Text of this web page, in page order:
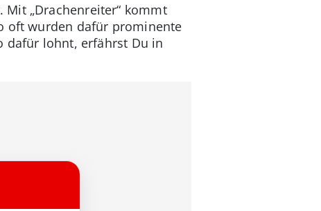
„Drachenreiter“ kommt
oft wurden dafür prominente
dafür lohnt, erfährst Du in